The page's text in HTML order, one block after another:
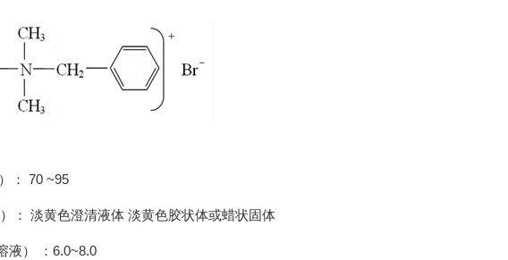
化铵 椰油酰胺丙基甜菜碱（ZJ008）
： 70 ~95
： 淡黄色澄清液体 淡黄色胶状体或蜡状固体
液） ：6.0~8.0